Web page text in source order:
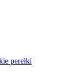
perełki